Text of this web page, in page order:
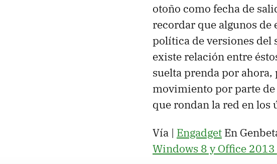
otoño como fecha de
recordar que algunos de
política de versiones del
existe relación entre
suelta prenda por ahora,
movimiento por parte de
que rondan la red en los
Vía | Engadget En
Windows 8 y Office